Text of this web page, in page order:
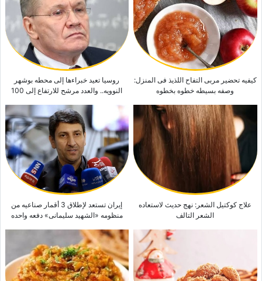
کل ما تحتاج إلى معرفته عن قصر لیندرهوف فی ألمانیا
کنیسه کارایینلیک فی ترکیا: کل ما ینبغی أن تعرفه قبل زیارتها
کیفیه تحضیر مربى التفاح اللذیذ فی المنزل:
وصفه بسیطه خطوه بخطوه
روسیا تعید خبراءها إلى محطه بوشهر
النوویه.. والعدد مرشح للارتفاع إلى 100
علاج کوکتیل الشعر: نهج حدیث لاستعاده
الشعر التالف
إیران تستعد لإطلاق 3 أقمار صناعیه من
منظومه «الشهید سلیمانی» دفعه واحده